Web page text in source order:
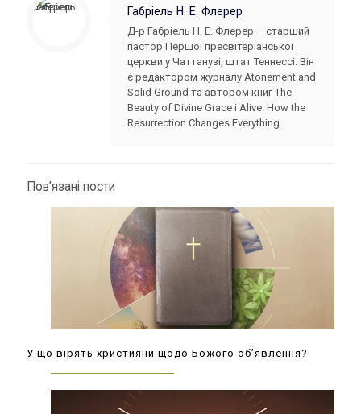
Габріель Н. Е. Флерер
Д-р Габріель Н. Е. Флерер – старший
пастор Першої пресвітеріанської
церкви у Чаттанузі, штат Теннессі. Він
є редактором журналу Atonement and
Solid Ground та автором книг The
Beauty of Divine Grace і Alive: How the
Resurrection Changes Everything.
Пов’язані пости
У що вірять християни щодо Божого об’явлення?